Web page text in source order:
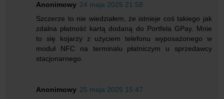
Anonimowy 24 maja 2025 21:58
Szczerze to nie wiedziałem, że istnieje coś takiego jak
zdalna płatność kartą dodaną do Portfela GPay. Mnie
to się kojarzy z użyciem telefonu wyposażonego w
moduł NFC na terminalu płatniczym u sprzedawcy
stacjonarnego.
Anonimowy 25 maja 2025 15:47